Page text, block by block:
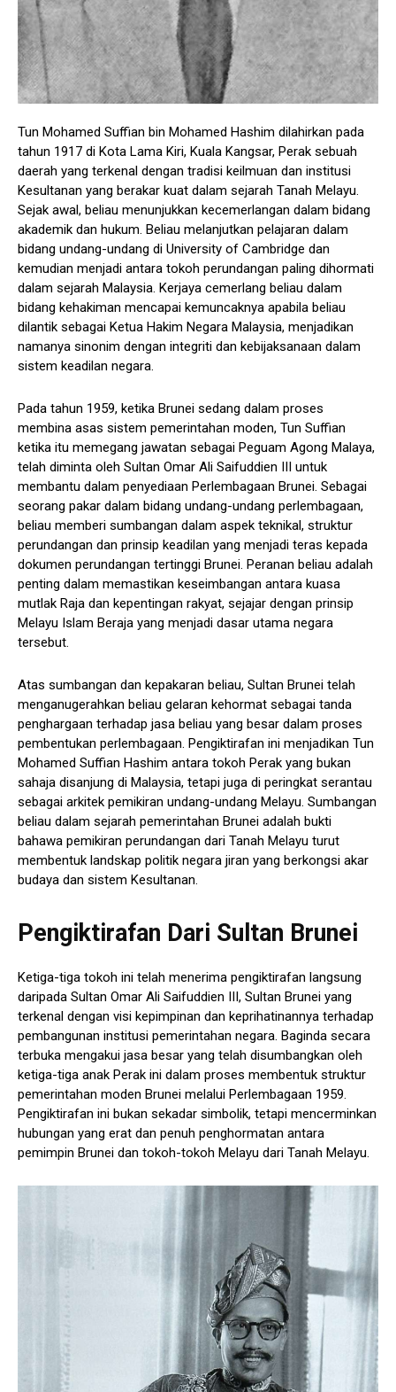
Tun Mohamed Suffian bin Mohamed Hashim dilahirkan pada
tahun 1917 di Kota Lama Kiri, Kuala Kangsar, Perak sebuah
daerah yang terkenal dengan tradisi keilmuan dan institusi
Kesultanan yang berakar kuat dalam sejarah Tanah Melayu.
Sejak awal, beliau menunjukkan kecemerlangan dalam bidang
akademik dan hukum. Beliau melanjutkan pelajaran dalam
bidang undang-undang di University of Cambridge dan
kemudian menjadi antara tokoh perundangan paling dihormati
dalam sejarah Malaysia. Kerjaya cemerlang beliau dalam
bidang kehakiman mencapai kemuncaknya apabila beliau
dilantik sebagai Ketua Hakim Negara Malaysia, menjadikan
namanya sinonim dengan integriti dan kebijaksanaan dalam
sistem keadilan negara.
Pada tahun 1959, ketika Brunei sedang dalam proses
membina asas sistem pemerintahan moden, Tun Suffian
ketika itu memegang jawatan sebagai Peguam Agong Malaya,
telah diminta oleh Sultan Omar Ali Saifuddien III untuk
membantu dalam penyediaan Perlembagaan Brunei. Sebagai
seorang pakar dalam bidang undang-undang perlembagaan,
beliau memberi sumbangan dalam aspek teknikal, struktur
perundangan dan prinsip keadilan yang menjadi teras kepada
dokumen perundangan tertinggi Brunei. Peranan beliau adalah
penting dalam memastikan keseimbangan antara kuasa
mutlak Raja dan kepentingan rakyat, sejajar dengan prinsip
Melayu Islam Beraja yang menjadi dasar utama negara
tersebut.
Atas sumbangan dan kepakaran beliau, Sultan Brunei telah
menganugerahkan beliau gelaran kehormat sebagai tanda
penghargaan terhadap jasa beliau yang besar dalam proses
pembentukan perlembagaan. Pengiktirafan ini menjadikan Tun
Mohamed Suffian Hashim antara tokoh Perak yang bukan
sahaja disanjung di Malaysia, tetapi juga di peringkat serantau
sebagai arkitek pemikiran undang-undang Melayu. Sumbangan
beliau dalam sejarah pemerintahan Brunei adalah bukti
bahawa pemikiran perundangan dari Tanah Melayu turut
membentuk landskap politik negara jiran yang berkongsi akar
budaya dan sistem Kesultanan.
Pengiktirafan Dari Sultan Brunei
Ketiga-tiga tokoh ini telah menerima pengiktirafan langsung
daripada Sultan Omar Ali Saifuddien III, Sultan Brunei yang
terkenal dengan visi kepimpinan dan keprihatinannya terhadap
pembangunan institusi pemerintahan negara. Baginda secara
terbuka mengakui jasa besar yang telah disumbangkan oleh
ketiga-tiga anak Perak ini dalam proses membentuk struktur
pemerintahan moden Brunei melalui Perlembagaan 1959.
Pengiktirafan ini bukan sekadar simbolik, tetapi mencerminkan
hubungan yang erat dan penuh penghormatan antara
pemimpin Brunei dan tokoh-tokoh Melayu dari Tanah Melayu.